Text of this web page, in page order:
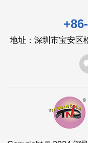
地址：深圳市宝安区